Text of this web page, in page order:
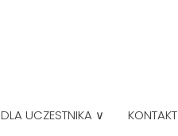
DLA UCZESTNIKA ∨ KONTAKT